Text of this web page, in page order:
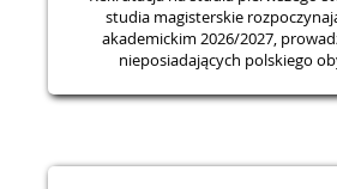
studia magisterskie
akademickim 2026/2027,
nieposiadających polskiego